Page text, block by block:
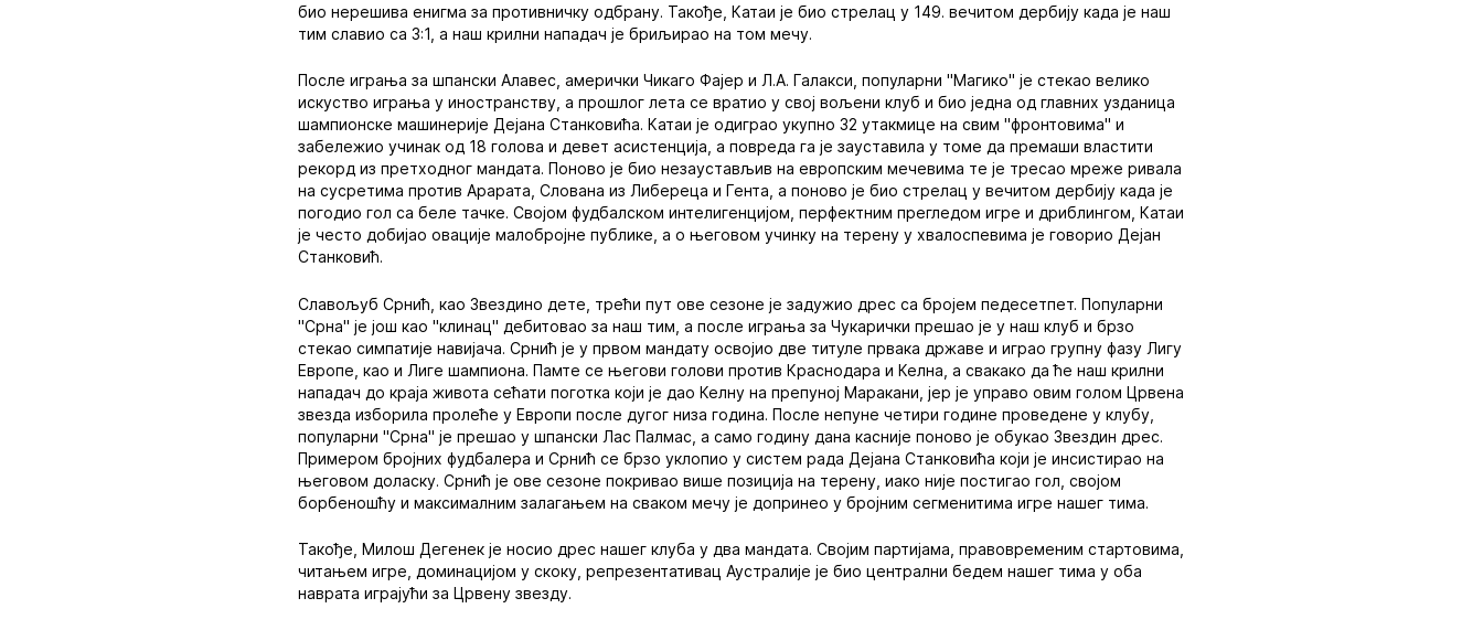
био нерешива енигма за противничку одбрану. Такође, Катаи је био стрелац у 149. вечитом дербију када је наш
тим славио са 3:1, а наш крилни нападач је бриљирао на том мечу.
После играња за шпански Алавес, амерички Чикаго Фајер и Л.А. Галакси, популарни "Магико" је стекао велико
искуство играња у иностранству, а прошлог лета се вратио у свој вољени клуб и био једна од главних узданица
шампионске машинерије Дејана Станковића. Катаи је одиграо укупно 32 утакмице на свим "фронтовима" и
забележио учинак од 18 голова и девет асистенција, а повреда га је зауставила у томе да премаши властити
рекорд из претходног мандата. Поново је био незаустављив на европским мечевима те је тресао мреже ривала
на сусретима против Арарата, Слована из Либереца и Гента, а поново је био стрелац у вечитом дербију када је
погодио гол са беле тачке. Својом фудбалском интелигенцијом, перфектним прегледом игре и дриблингом, Катаи
је често добијао овације малобројне публике, а о његовом учинку на терену у хвалоспевима је говорио Дејан
Станковић.
Славољуб Срнић, као Звездино дете, трећи пут ове сезоне је задужио дрес са бројем педесетпет. Популарни
"Срна" је још као "клинац" дебитовао за наш тим, а после играња за Чукарички прешао је у наш клуб и брзо
стекао симпатије навијача. Срнић је у првом мандату освојио две титуле првака државе и играо групну фазу Лигу
Европе, као и Лиге шампиона. Памте се његови голови против Краснодара и Келна, а свакако да ће наш крилни
нападач до краја живота сећати поготка који је дао Келну на препуној Маракани, јер је управо овим голом Црвена
звезда изборила пролеће у Европи после дугог низа година. После непуне четири године проведене у клубу,
популарни "Срна" је прешао у шпански Лас Палмас, а само годину дана касније поново је обукао Звездин дрес.
Примером бројних фудбалера и Срнић се брзо уклопио у систем рада Дејана Станковића који је инсистирао на
његовом доласку. Срнић је ове сезоне покривао више позиција на терену, иако није постигао гол, својом
борбеношћу и максималним залагањем на сваком мечу је допринео у бројним сегменитима игре нашег тима.
Такође, Милош Дегенек је носио дрес нашег клуба у два мандата. Својим партијама, правовременим стартовима,
читањем игре, доминацијом у скоку, репрезентативац Аустралије је био централни бедем нашег тима у оба
наврата играјући за Црвену звезду.